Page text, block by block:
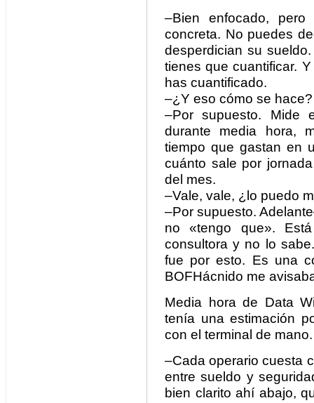
–Bien enfocado,
concreta. No puedes
desperdician su
tienes que cuantificar.
has cuantificado.
–¿Y eso cómo se
–Por supuesto. Mide
durante media hora,
tiempo que gastan en
cuánto sale por
del mes.
–Vale, vale, ¿lo puedo
–Por supuesto.
no «tengo que».
consultora y no lo
fue por esto. Es una
BOFHácnido me
Media hora de Data
tenía una estimación
con el terminal de mano.
–Cada operario cuesta
entre sueldo y
bien clarito ahí abajo,